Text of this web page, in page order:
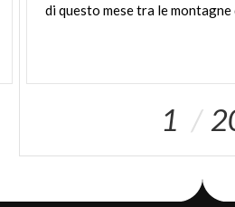
diquesto mesetra lemontagne
1